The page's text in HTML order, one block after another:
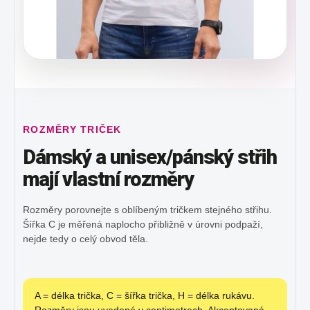
ROZMĚRY TRIČEK
Dámský a unisex/pánský střih
mají vlastní rozměry
Rozměry porovnejte s oblíbeným tričkem stejného střihu.
Šířka C je měřená naplocho přibližně v úrovni podpaží,
nejde tedy o celý obvod těla.
A = délka trička, C = šířka trička, H = délka rukávu.